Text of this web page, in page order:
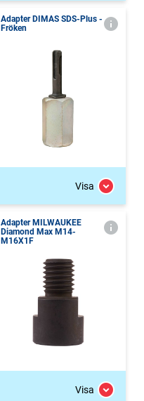
Adapter DIMAS SDS-Plus -
Fröken
Visa
Adapter MILWAUKEE
Diamond Max M14-
M16X1F
Visa